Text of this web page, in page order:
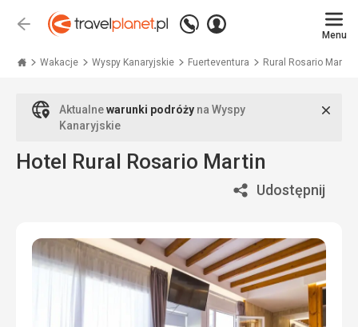
Wstecz
Zadzwoń
+48
771
Zaloguj
Menu
Wakacje Wyspy Kanaryjskie Fuerteventura Rural Rosario Martin
Aktualnewarunki podróży na Wyspy
Kanaryjskie
Hotel Rural Rosario Martin
Udostępnij